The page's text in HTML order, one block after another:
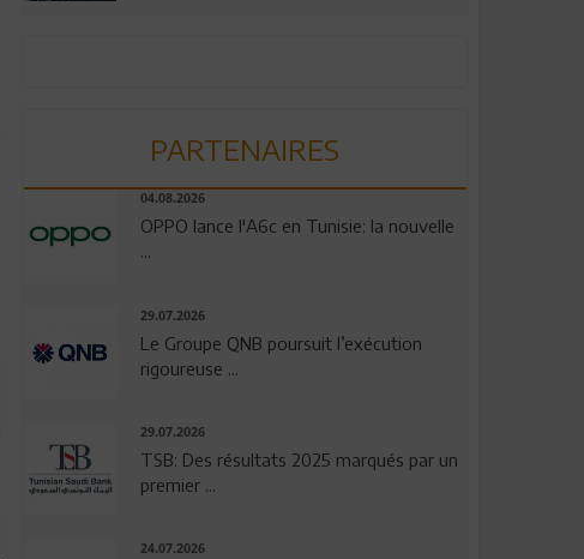
PARTENAIRES
04.08.2026
OPPO lance l'A6c en Tunisie: la nouvelle
...
29.07.2026
Le Groupe QNB poursuit l’exécution
rigoureuse ...
29.07.2026
TSB: Des résultats 2025 marqués par un
premier ...
24.07.2026